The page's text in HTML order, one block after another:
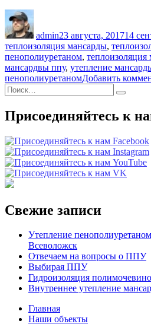
admin23 августа, 201714
теплоизоляция мансарды,
пенополиуретаном,
мансардвы ппу, утепление
пенополиуретаномДобавить
Искать:
Поиск
Присоединяйтесь к
Свежие записи
Утепление
Всеволожск
Отвечаем на вопросы о ППУ
Выбирая ППУ
Гидроизоляция
Внутреннее утепление
Главная
Наши объекты